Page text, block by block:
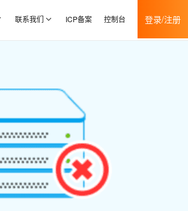
联系我们 ICP备案 控制台 登录/注册